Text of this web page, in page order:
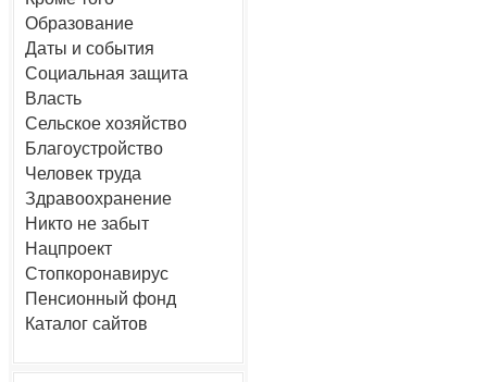
Образование
Даты и события
Социальная защита
Власть
Сельское хозяйство
Благоустройство
Человек труда
Здравоохранение
Никто не забыт
Нацпроект
Стопкоронавирус
Пенсионный фонд
Каталог сайтов